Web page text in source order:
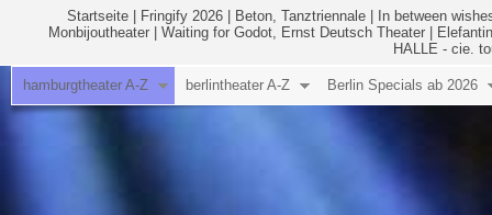
Startseite Fringify 2026 Beton, Tanztriennale
In between
Monbijoutheater
Waiting for Godot, Ernst Deutsch Theater
HALLE - cie.
hamburgtheater A-Z berlintheater A-Z Berlin Specials ab 2026